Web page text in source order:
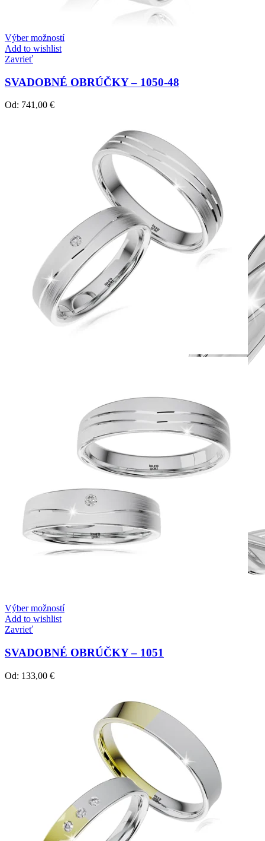
Zásnubné prstne z kolekcie Twist Elegance.
Výber možností
Add to wishlist
Zavrieť
SVADOBNÉ OBRÚČKY – 1050-48
Od: 741,00 €
Výber možností
Add to wishlist
Zavrieť
SVADOBNÉ OBRÚČKY – 1051
Od: 133,00 €